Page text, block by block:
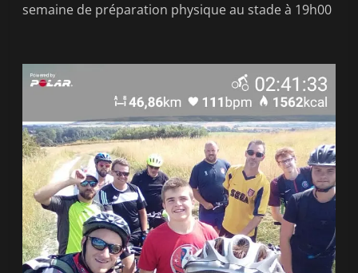
semaine de préparation physique au stade à 19h00